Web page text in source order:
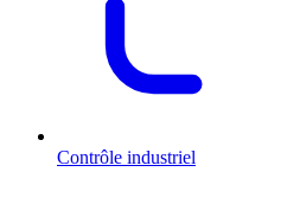
Contrôle industriel